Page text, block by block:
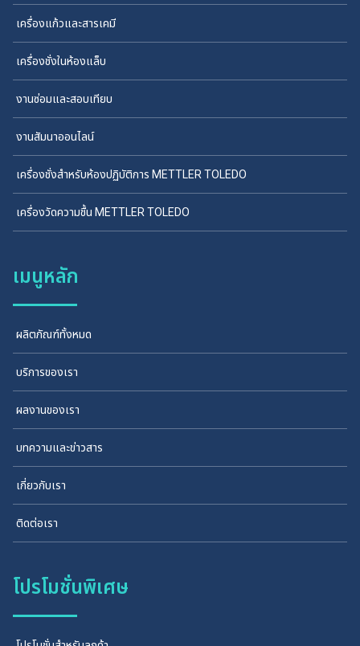
เครื่องแก้วและสารเคมี
เครื่องชั่งในห้องแล็บ
งานซ่อมและสอบเทียบ
งานสัมนาออนไลน์
เครื่องชั่งสำหรับห้องปฏิบัติการ METTLER TOLEDO
เครื่องวัดความชื้น METTLER TOLEDO
เมนูหลัก
ผลิตภัณฑ์ทั้งหมด
บริการของเรา
ผลงานของเรา
บทความและข่าวสาร
เกี่ยวกับเรา
ติดต่อเรา
โปรโมชั่นพิเศษ